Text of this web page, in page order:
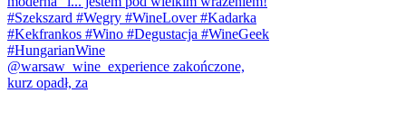
@warsaw_wine_experience zakończone,
kurz opadł, za